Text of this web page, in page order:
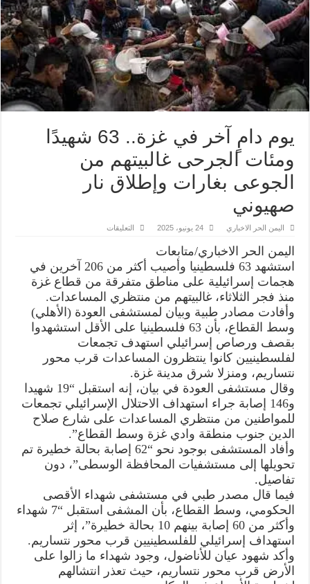
يوم دامٍ آخر في غزة.. 63 شهيدًا
ومئات الجرحى غالبيتهم من
الجوعى بغارات وإطلاق نار
صهيوني
اليمن الحر الاخباري 24 يونيو، 2025 التعليقات
في
غزة..
63
شهيدًا
ومئات
الجرحى
غالبيتهم
من
الجوعى
بغارات
وإطلاق
نار
اليمن الحر الاخباري/متابعات
استشهد 63 فلسطينيا وأصيب أكثر من 206 آخرين في
هجمات إسرائيلية على مناطق متفرقة من قطاع غزة
منذ فجر الثلاثاء، غالبيتهم من منتظري المساعدات.
وأفادت مصادر طبية وبيان لمستشفى العودة (الأهلي)
وسط القطاع، بأن 63 فلسطينيا على الأقل استشهدوا
بقصف ورصاص إسرائيلي استهدف تجمعات
لفلسطينيين كانوا ينتظرون المساعدات قرب محور
نتساريم، ومنزلا شرق مدينة غزة.
وقال مستشفى العودة في بيان، إنه استقبل “19 شهيدا
و146 إصابة جراء استهداف الاحتلال الإسرائيلي تجمعات
للمواطنين من منتظري المساعدات على شارع صلاح
الدين جنوب منطقة وادي غزة وسط القطاع”.
وأفاد المستشفى بوجود نحو “62 إصابة بحالة خطيرة تم
تحويلها إلى مستشفيات المحافظة الوسطى”، دون
تفاصيل.
فيما قال مصدر طبي في مستشفى شهداء الأقصى
الحكومي، وسط القطاع، بأن المشفى استقبل “7 شهداء
وأكثر من 60 إصابة بينهم 10 بحالة خطيرة”، إثر
استهداف إسرائيلي للفلسطينيين قرب محور نتساريم.
وأكد شهود عيان للأناضول، وجود شهداء ما زالوا على
الأرض قرب محور نتساريم، حيث تعذر انتشالهم